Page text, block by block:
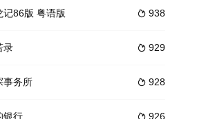
 938
记86版 粤语版
 929
录
 928
事务所
 926
银行